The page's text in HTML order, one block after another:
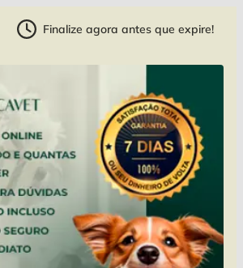
Finalize agora antes que expire!